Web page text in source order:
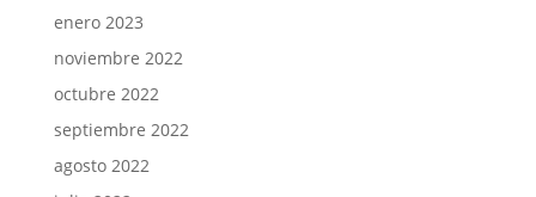
enero 2023
noviembre 2022
octubre 2022
septiembre 2022
agosto 2022